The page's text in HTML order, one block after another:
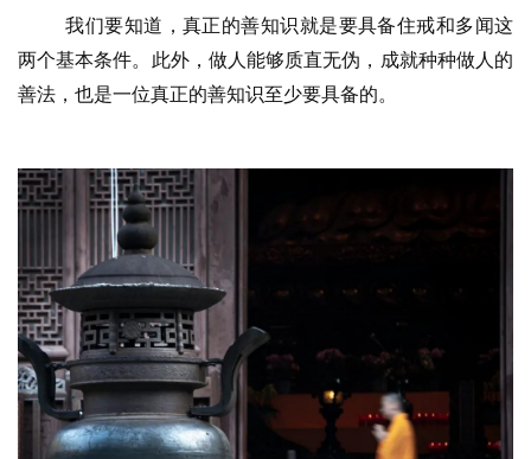
专
公
善
佛
教
人
登录
我们要知道，真正的善知识就是要具备住戒和多闻这
两个基本条件。此外，做人能够质直无伪，成就种种做人的
善法，也是一位真正的善知识至少要具备的。